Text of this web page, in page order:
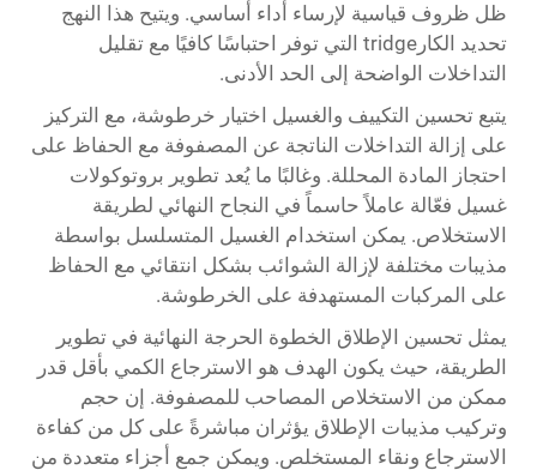
ظل ظروف قياسية لإرساء أداء أساسي. ويتيح هذا النهج
تحديد الكارtridge التي توفر احتباسًا كافيًا مع تقليل
التداخلات الواضحة إلى الحد الأدنى.
يتبع تحسين التكييف والغسيل اختيار خرطوشة، مع التركيز
على إزالة التداخلات الناتجة عن المصفوفة مع الحفاظ على
احتجاز المادة المحللة. وغالبًا ما يُعد تطوير بروتوكولات
غسيل فعّالة عاملاً حاسماً في النجاح النهائي لطريقة
الاستخلاص. يمكن استخدام الغسيل المتسلسل بواسطة
مذيبات مختلفة لإزالة الشوائب بشكل انتقائي مع الحفاظ
على المركبات المستهدفة على الخرطوشة.
يمثل تحسين الإطلاق الخطوة الحرجة النهائية في تطوير
الطريقة، حيث يكون الهدف هو الاسترجاع الكمي بأقل قدر
ممكن من الاستخلاص المصاحب للمصفوفة. إن حجم
وتركيب مذيبات الإطلاق يؤثران مباشرةً على كل من كفاءة
الاسترجاع ونقاء المستخلص. ويمكن جمع أجزاء متعددة من